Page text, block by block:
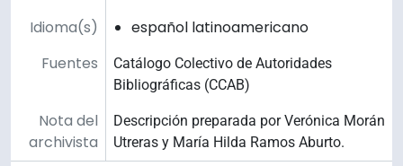
Idioma(s)
español latinoamericano
Fuentes
Catálogo Colectivo de Autoridades
Bibliográficas (CCAB)
Nota del
archivista
Descripción preparada por Verónica Morán
Utreras y María Hilda Ramos Aburto.